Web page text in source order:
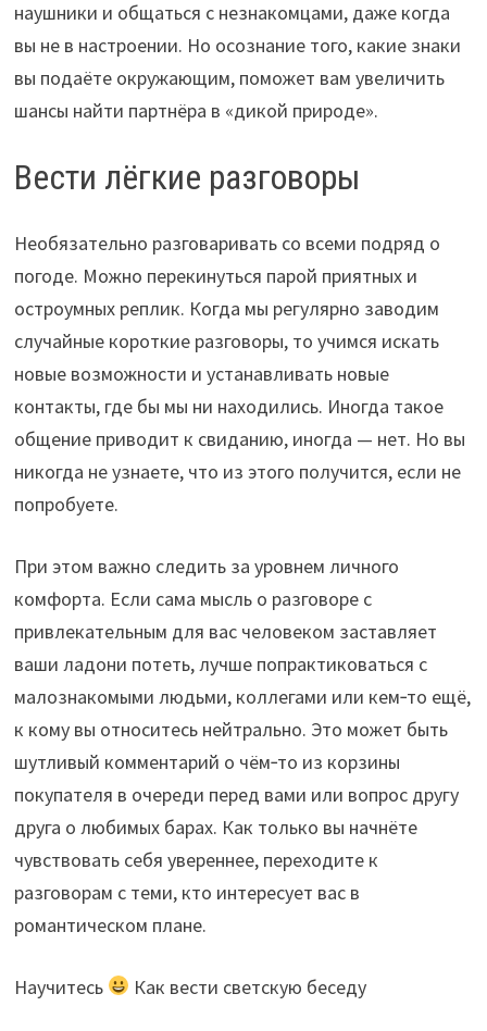
наушники и общаться с незнакомцами, даже когда
вы не в настроении. Но осознание того, какие знаки
вы подаёте окружающим, поможет вам увеличить
шансы найти партнёра в «дикой природе».
Вести лёгкие разговоры
Необязательно разговаривать со всеми подряд о
погоде. Можно перекинуться парой приятных и
остроумных реплик. Когда мы регулярно заводим
случайные короткие разговоры, то учимся искать
новые возможности и устанавливать новые
контакты, где бы мы ни находились. Иногда такое
общение приводит к свиданию, иногда — нет. Но вы
никогда не узнаете, что из этого получится, если не
попробуете.
При этом важно следить за уровнем личного
комфорта. Если сама мысль о разговоре с
привлекательным для вас человеком заставляет
ваши ладони потеть, лучше попрактиковаться с
малознакомыми людьми, коллегами или кем‑то ещё,
к кому вы относитесь нейтрально. Это может быть
шутливый комментарий о чём‑то из корзины
покупателя в очереди перед вами или вопрос другу
друга о любимых барах. Как только вы начнёте
чувствовать себя увереннее, переходите к
разговорам с теми, кто интересует вас в
романтическом плане.
Научитесь Как вести светскую беседу